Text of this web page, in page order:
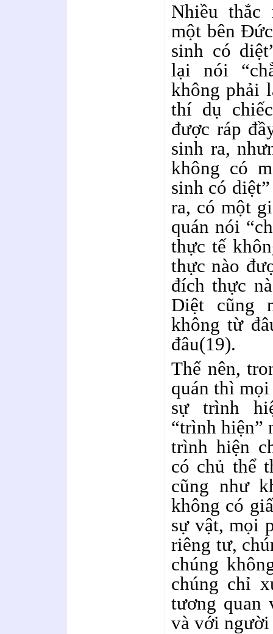
Nhiều thắc
một bên
sinh có
lại nói
không phải
thí dụ
được ráp
sinh ra,
không có
sinh có
ra, có một
quán nói
thực tế
thực nào
đích thực
Diệt cũng
không từ
đâu(19).
Thế nên,
quán thì
sự trình
“trình hiện”
trình hiện
có chủ thể
cũng như
không có
sự vật, mọi
riêng tư,
chúng
chúng chỉ
tương quan
và với người